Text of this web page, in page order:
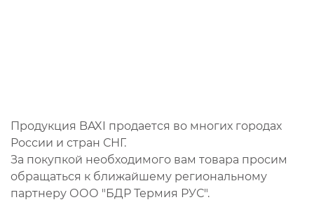
Продукция BAXI продается во многих городах
России и стран СНГ.
За покупкой необходимого вам товара просим
обращаться к ближайшему региональному
партнеру ООО "БДР Термия РУС".